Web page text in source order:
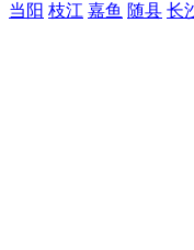
当阳 枝江 嘉鱼 随县 长